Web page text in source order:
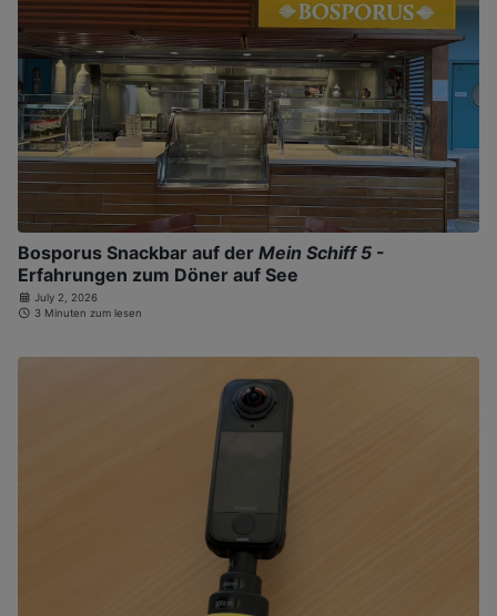
Bosporus Snackbar auf der Mein Schiff 5 -
Erfahrungen zum Döner auf See
July 2, 2026
3 Minuten zum lesen